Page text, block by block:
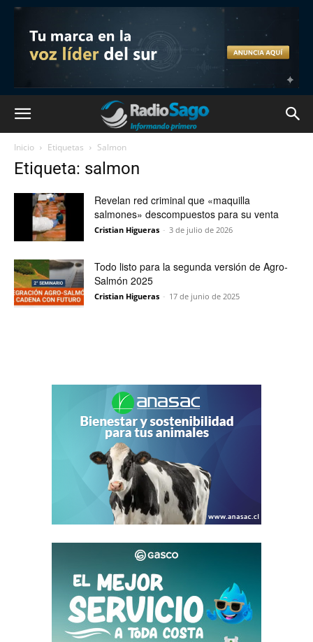
Inicio Etiquetas Salmon
Etiqueta: salmon
Revelan red criminal que «maquilla
salmones» descompuestos para su venta
Cristian Higueras - 3 de julio de 2026
Todo listo para la segunda versión de Agro-
Salmón 2025
Cristian Higueras - 17 de junio de 2025